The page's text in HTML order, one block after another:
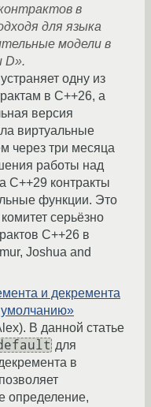
в
для языка
модели в
D».
одну из
в C++26, а
версия
виртуальные
через три месяца
работы над
C++29 контракты
функции. Это
серьёзно
C++26 в
Joshua and
и декремента
умолчанию»
В данной статье
для
в
определение,